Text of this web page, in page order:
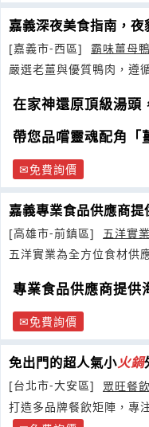
嘉義深夜美食指南，夜
[嘉義市-西區]
霸味薑母鴨
嚴選老薑與優質鴨肉，遵
在家神還原頂級湯頭
帶您品嚐靈魂配角「
免費詢價
嘉義專業食品供應商提
[高雄市-前鎮區]
五洋實業
五洋實業為全方位食材供
專業食品供應商提供
免費詢價
免出門的超人氣小火鍋
[台北市-大安區]
眾旺餐飲
打造多品牌餐飲矩陣，專
餐，解決都會上班族剛需